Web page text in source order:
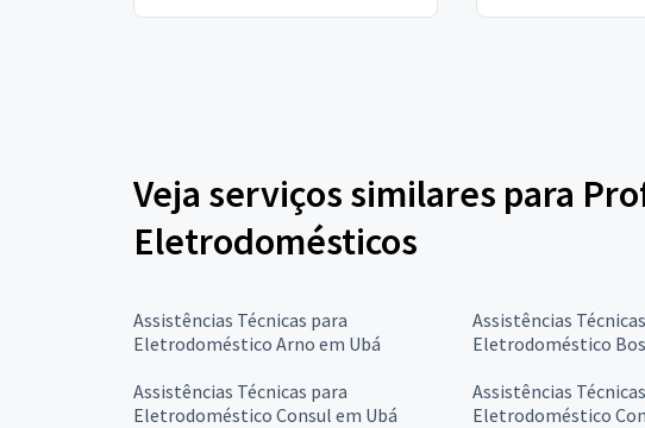
Veja serviços similares para
Eletrodomésticos
Assistências Técnicas para
Eletrodoméstico Arno em Ubá
Assistências
Eletrodoméstico
Assistências Técnicas para
Eletrodoméstico Consul em Ubá
Assistências
Eletrodoméstico